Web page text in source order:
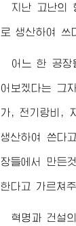
지난 고난의
로 생산하여 쓰
어느 한 공장
어보겠다는 그
가, 전기랑비,
생산하여 쓴다
장들에서 만든
한다고 가르쳐
혁명과 건설